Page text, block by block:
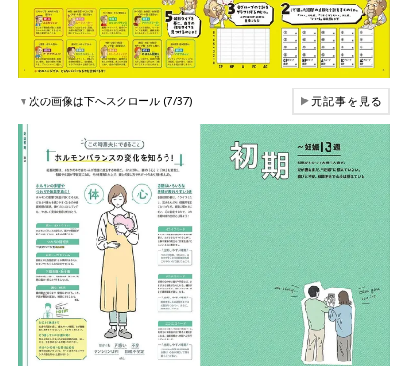
▼次の画像は下へスクロール (7/37) ▶元記事を見る